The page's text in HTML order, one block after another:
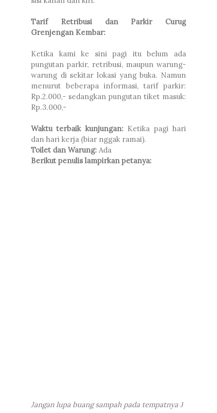
Tarif Retribusi dan Parkir Curug
Grenjengan Kembar:
Ketika kami ke sini pagi itu belum ada
pungutan parkir, retribusi, maupun warung-
warung di sekitar lokasi yang buka. Namun
menurut beberapa informasi, tarif parkir:
Rp.2.000,- sedangkan pungutan tiket masuk:
Rp.3.000,-
Waktu terbaik kunjungan: Ketika pagi hari
dan hari kerja (biar nggak ramai).
Toilet dan Warung: Ada
Berikut penulis lampirkan petanya:
Jangan lupa buang sampah pada tempatnya J